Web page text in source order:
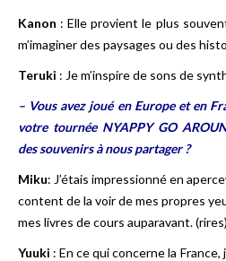
Kanon : Elle provient le plus
m’imaginer des paysages ou des
Teruki : Je m’inspire de sons de
– Vous avez joué en Europe et en
votre tournée NYAPPY GO
des souvenirs à nous partager ?
Miku: J’étais impressionné en
content de la voir de mes propres
mes livres de cours auparavant. (rires)
Yuuki : En ce qui concerne la France,